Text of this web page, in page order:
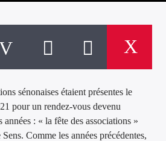
sénonaises étaient présentes le
pour un rendez-vous devenu
: « la fête des associations »
Comme les années précédentes,